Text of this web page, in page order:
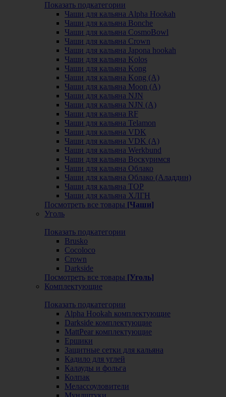
Показать подкатегории
Чаши для кальяна Alpha Hookah
Чаши для кальяна Bonche
Чаши для кальяна CosmoBowl
Чаши для кальяна Crown
Чаши для кальяна Japona hookah
Чаши для кальяна Kolos
Чаши для кальяна Kong
Чаши для кальяна Kong (A)
Чаши для кальяна Moon (А)
Чаши для кальяна NJN
Чаши для кальяна NJN (А)
Чаши для кальяна RF
Чаши для кальяна Telamon
Чаши для кальяна VDK
Чаши для кальяна VDK (А)
Чаши для кальяна Werkbund
Чаши для кальяна Воскуримся
Чаши для кальяна Облако
Чаши для кальяна Облако (Аладдин)
Чаши для кальяна ТОР
Чаши для кальяна ХЛГН
Посмотреть все товары [Чаши]
Уголь
Показать подкатегории
Brusko
Cocoloco
Crown
Darkside
Посмотреть все товары [Уголь]
Комплектующие
Показать подкатегории
Alpha Hookah комплектующие
Darkside комплектующие
MattPear комплектующие
Ершики
Защитные сетки для кальяна
Кадило для углей
Калауды и фольга
Колпак
Мелассоуловители
Мундштуки